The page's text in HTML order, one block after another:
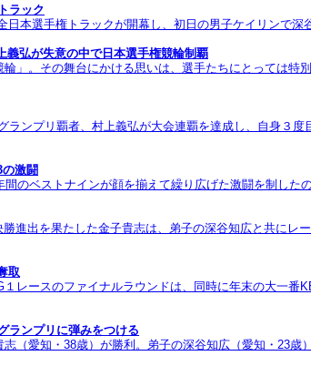
ラック
本選手権トラックが開幕し、初日の男子ケイリンで
義弘が失意の中で日本選手権競輪制覇
」。その舞台にかける思いは、選手たちにとっては
ンプリ覇者、村上義弘が大会連覇を達成し、自身３
激闘
のベストナインが顔を揃えて繰り広げた激闘を制し
進出を果たした金子貴志は、弟子の深谷知広と共に
取
レースのファイナルラウンドは、同時に年末の大一
ランプリに弾みをつける
（愛知・38歳）が勝利。弟子の深谷知広（愛知・23